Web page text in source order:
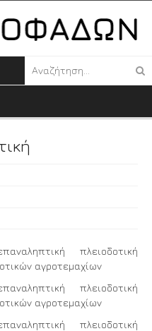
πλειοδοτική
αγροτεμαχίων
πλειοδοτική
αγροτεμαχίων
πλειοδοτική